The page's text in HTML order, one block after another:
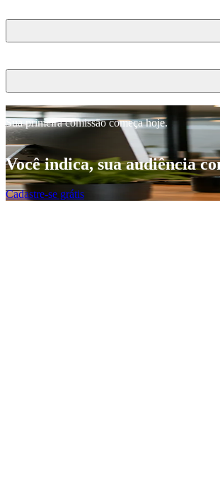
Sua primeira comissão começa hoje.
Você indica, sua audiência
Cadastre-se grátis